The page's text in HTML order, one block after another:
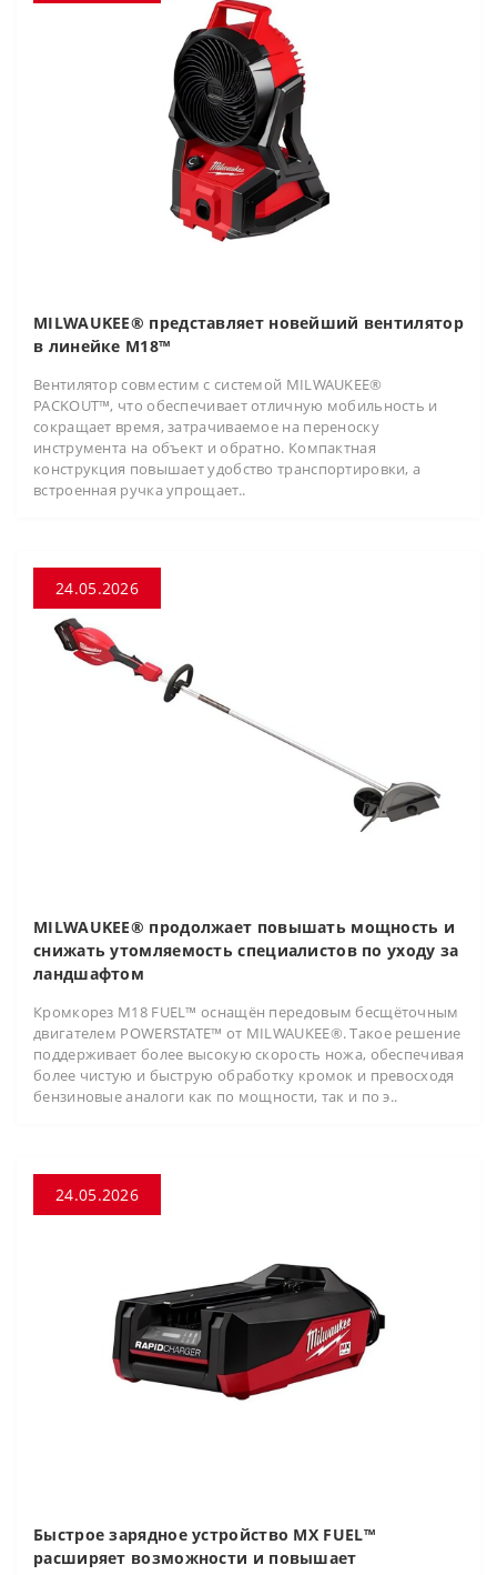
MILWAUKEE® представляет новейший вентилятор
в линейке M18™
Вентилятор совместим с системой MILWAUKEE®
PACKOUT™, что обеспечивает отличную мобильность и
сокращает время, затрачиваемое на переноску
инструмента на объект и обратно. Компактная
конструкция повышает удобство транспортировки, а
встроенная ручка упрощает..
24.05.2026
MILWAUKEE® продолжает повышать мощность и
снижать утомляемость специалистов по уходу за
ландшафтом
Кромкорез M18 FUEL™ оснащён передовым бесщёточным
двигателем POWERSTATE™ от MILWAUKEE®. Такое решение
поддерживает более высокую скорость ножа, обеспечивая
более чистую и быструю обработку кромок и превосходя
бензиновые аналоги как по мощности, так и по э..
24.05.2026
Быстрое зарядное устройство MX FUEL™
расширяет возможности и повышает